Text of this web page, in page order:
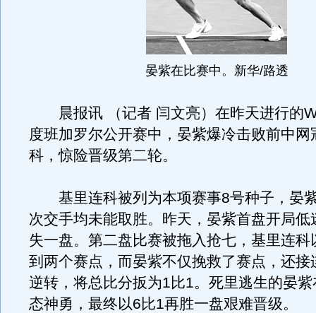
晏紫在比赛中。新华/路透
晨报讯 （记者 闫文亮）在昨天进行的
度班加罗尔公开赛中，晏紫爆冷击败前中网
科，惊险晋级第二轮。
基里连科被列为本项赛事8号种子，晏
次交手均未能取胜。昨天，晏紫首盘开局低
失一盘。第二盘比赛被拖入抢七，基里连科
到两个赛点，而晏紫不仅挽救了赛点，还接
逆转，将总比分扳为1比1。死里逃生的晏
态神勇，最终以6比1再胜一盘艰难晋级。